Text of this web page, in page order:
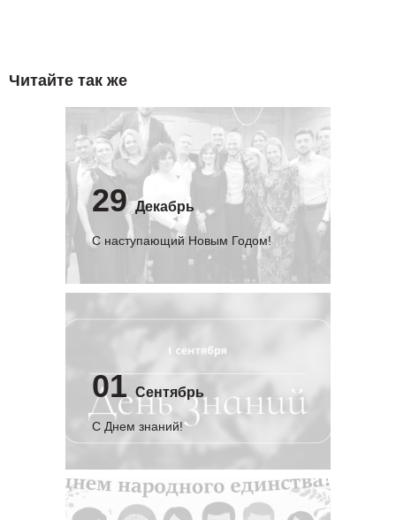
Читайте так же
29 Декабрь
С наступающий Новым Годом!
01 Сентябрь
C Днем знаний!